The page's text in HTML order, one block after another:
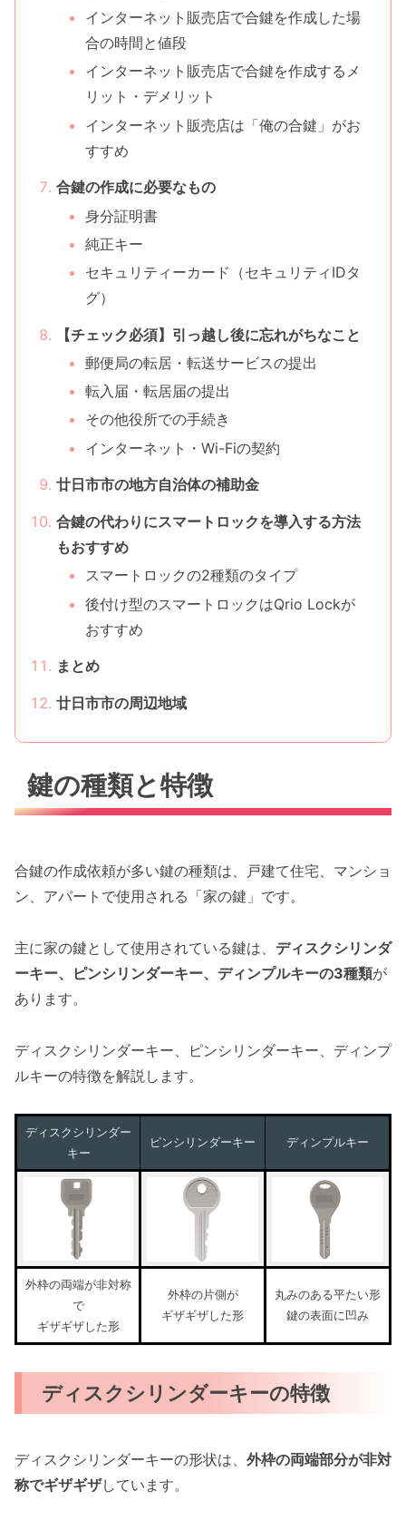
インターネット販売店で合鍵を作成した場
合の時間と値段
インターネット販売店で合鍵を作成するメ
リット・デメリット
インターネット販売店は「俺の合鍵」がお
すすめ
合鍵の作成に必要なもの
身分証明書
純正キー
セキュリティーカード（セキュリティIDタ
グ）
【チェック必須】引っ越し後に忘れがちなこと
郵便局の転居・転送サービスの提出
転入届・転居届の提出
その他役所での手続き
インターネット・Wi-Fiの契約
廿日市市の地方自治体の補助金
合鍵の代わりにスマートロックを導入する方法
もおすすめ
スマートロックの2種類のタイプ
後付け型のスマートロックはQrio Lockが
おすすめ
まとめ
廿日市市の周辺地域
鍵の種類と特徴
合鍵の作成依頼が多い鍵の種類は、戸建て住宅、マンショ
ン、アパートで使用される「家の鍵」です。
主に家の鍵として使用されている鍵は、 ディスクシリンダ
ーキー、ピンシリンダーキー、ディンプルキーの3種類が
あります。
ディスクシリンダーキー、ピンシリンダーキー、ディンプ
ルキーの特徴を解説します。
ディスクシリンダー
キー
ピンシリンダーキー ディンプルキー
外枠の両端が非対称
で
ギザギザした形
外枠の片側が
ギザギザした形
丸みのある平たい形
鍵の表面に凹み
ディスクシリンダーキーの特徴
ディスクシリンダーキーの形状は、 外枠の両端部分が非対
称でギザギザしています。